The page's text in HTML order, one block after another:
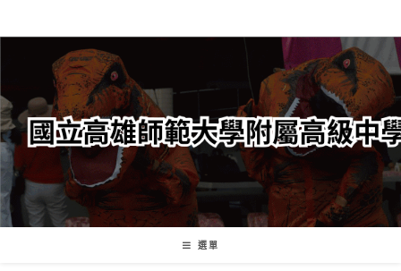
轉
要
內
容
選單